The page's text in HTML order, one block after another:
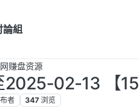
論組
网赚盘资源
02-13 【
者 347 浏览